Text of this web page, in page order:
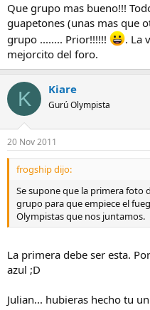
Que grupo mas bueno!!!
guapetones (unas mas que
grupo ........ Prior!!!!!!
. La
mejorcito del foro.
K Kiare
Gurú Olympista
20 Nov 2011
frogship dijo:
Se supone que la primera foto
grupo para que empiece el
Olympistas que nos juntamos.
La primera debe ser esta.
azul ;D
Julian... hubieras hecho tu